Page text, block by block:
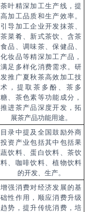
荼叶精深加工生产线，提
高加工品质和生产效率。
引导加工企业开发抹茶、
茶菜肴、新式茶饮、含茶
食品、调味茶、保健品、
化妆品等精深加工产品，
满足多样化消费需求。研
发推广夏秋茶高效加工技
术，提取茶多酚、茶多
糖、茶色素等功能成分，
推进茶产品深度开发，拓
展茶产品功能用途。
目录中提及全国鼓励外商
投资产业包括其中包括果
蔬饮料、蛋白饮料、茶饮
料、咖啡饮料、植物饮料
的开发、生产。
增强消费对经济发展的基
础性作用，顺应消费升级
趋势，提升传统消费，培